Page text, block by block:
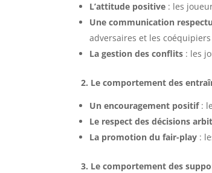
L’attitude positive : les
Une communication
adversaires et les
La gestion des conflits : les
2. Le comportement des
Un encouragement positif:
Le respect des décisions
La promotion du fair-play :
3. Le comportement des